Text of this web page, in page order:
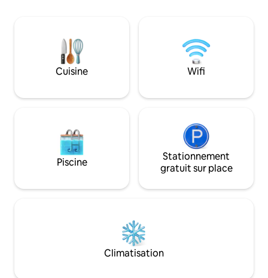
cheminée et d'une cuisine. Deux
chambres avec salles de bain privatives
offrent du confort. L'eau chaude est
chauffée par un booster kuni, assurant
rassemblements
nocturnes,
étoiles. Il est
Nyahururu, du
Cuisine Wifi
Piscine
Stationnement
gratuit sur place
Climatisation